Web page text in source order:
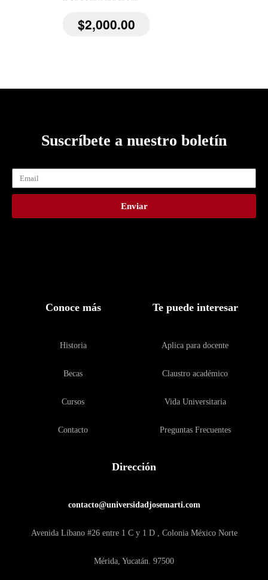
$2,000.00
Suscríbete a nuestro boletín
Enviar
Conoce más
Historia
Becas
Cursos
Contacto
Te puede interesar
Aplica para docente
Claustro académico
Vida Universitaria
Preguntas Frecuentes
Dirección
contacto@universidadjosemarti.com
Avenida Líbano #26 entre 1 C y 1 D , Colonia México Norte
Mérida, Yucatán. 97500